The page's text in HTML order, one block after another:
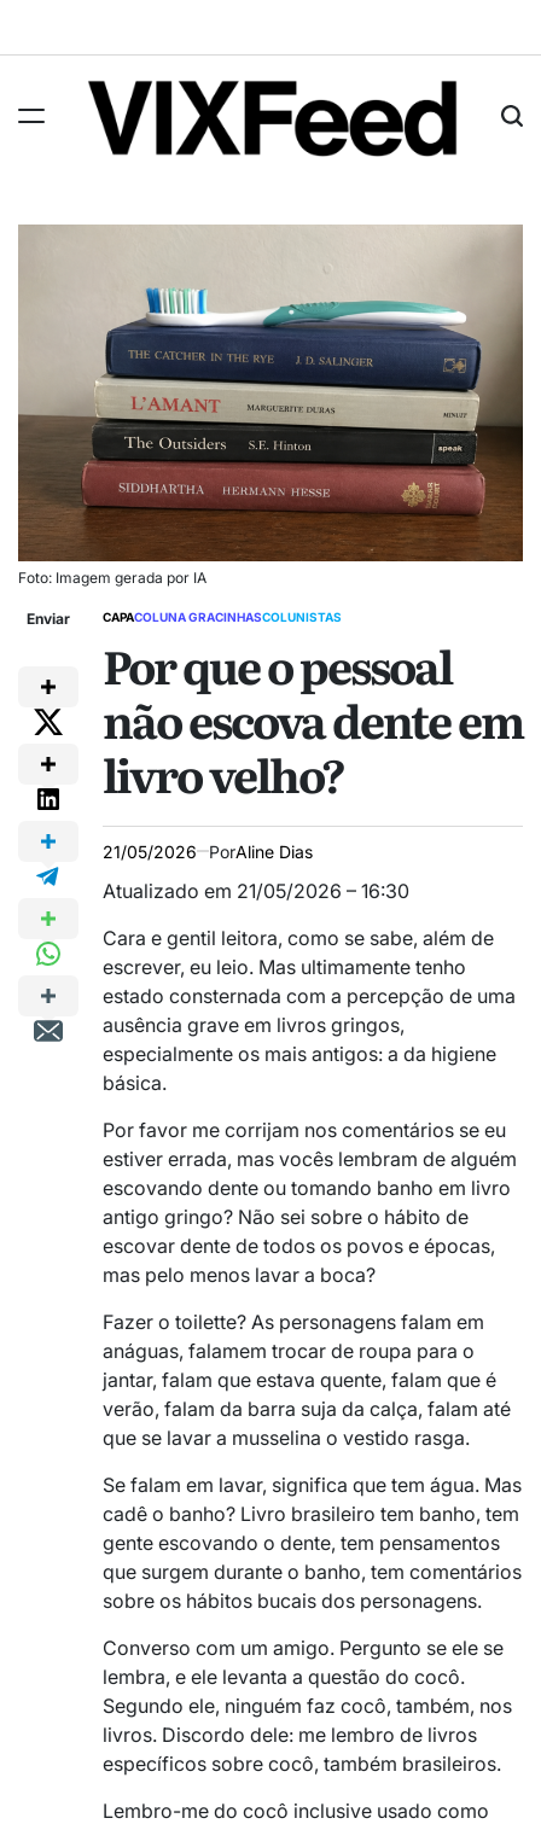
Foto: Imagem gerada por IA
Enviar CAPACOLUNA GRACINHASCOLUNISTAS
Por que o pessoal
não escova dente em
livro velho?
21/05/2026 PorAline Dias
Atualizado em 21/05/2026 – 16:30
Cara e gentil leitora, como se sabe, além de
escrever, eu leio. Mas ultimamente tenho
estado consternada com a percepção de uma
ausência grave em livros gringos,
especialmente os mais antigos: a da higiene
básica.
Por favor me corrijam nos comentários se eu
estiver errada, mas vocês lembram de alguém
escovando dente ou tomando banho em livro
antigo gringo? Não sei sobre o hábito de
escovar dente de todos os povos e épocas,
mas pelo menos lavar a boca?
Fazer o toilette? As personagens falam em
anáguas, falamem trocar de roupa para o
jantar, falam que estava quente, falam que é
verão, falam da barra suja da calça, falam até
que se lavar a musselina o vestido rasga.
Se falam em lavar, significa que tem água. Mas
cadê o banho? Livro brasileiro tem banho, tem
gente escovando o dente, tem pensamentos
que surgem durante o banho, tem comentários
sobre os hábitos bucais dos personagens.
Converso com um amigo. Pergunto se ele se
lembra, e ele levanta a questão do cocô.
Segundo ele, ninguém faz cocô, também, nos
livros. Discordo dele: me lembro de livros
específicos sobre cocô, também brasileiros.
Lembro-me do cocô inclusive usado como